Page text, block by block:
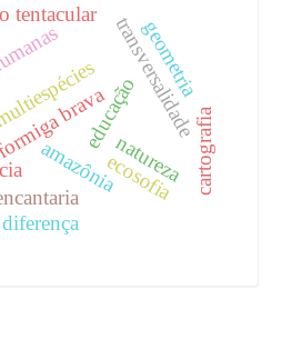
brava
amazônia
educação
tentacular
ecosofia
transversalidade
cartografia
natureza
geometria